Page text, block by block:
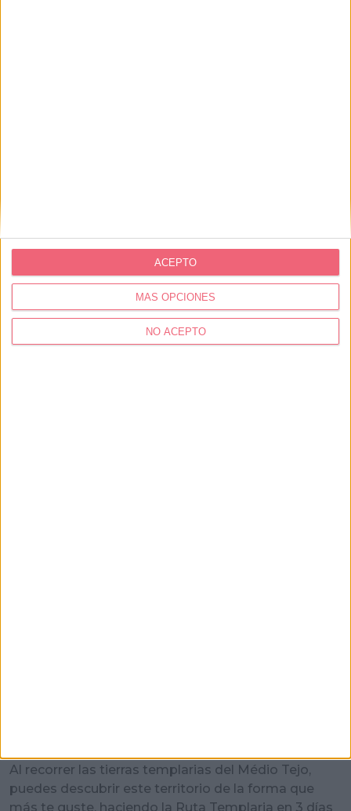
MÁS OPCIONES
NO ACEPTO
ACEPTO
Al recorrer las tierras templarias del Médio Tejo,
puedes descubrir este territorio de la forma que
más te guste, haciendo la Ruta Templaria en 3 días